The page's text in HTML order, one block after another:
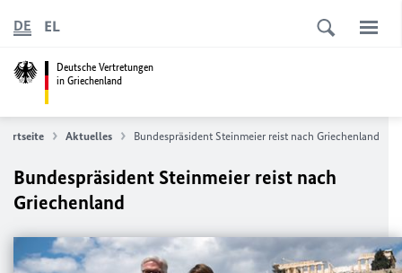
Deutsche Vertretungen
in Griechenland
DE EL
Aktuelles Bundespräsident Steinmeier reist nach Griechenland
Bundespräsident Steinmeier reist nach
Griechenland